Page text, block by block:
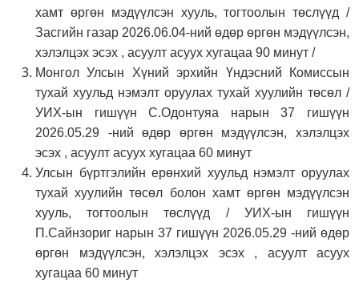
хамт өргөн мэдүүлсэн хууль, тогтоолын төслүүд /
Засгийн газар 2026.06.04-ний өдөр өргөн мэдүүлсэн,
хэлэлцэх эсэх , асуулт асуух хугацаа 90 минут /
Монгол Улсын Хүний эрхийн Үндэсний Комиссын
тухай хуульд нэмэлт оруулах тухай хуулийн төсөл /
УИХ-ын гишүүн С.Одонтуяа нарын 37 гишүүн
2026.05.29 -ний өдөр өргөн мэдүүлсэн, хэлэлцэх
эсэх , асуулт асуух хугацаа 60 минут
Улсын бүртгэлийн ерөнхий хуульд нэмэлт оруулах
тухай хуулийн төсөл болон хамт өргөн мэдүүлсэн
хууль, тогтоолын төслүүд / УИХ-ын гишүүн
П.Сайнзориг нарын 37 гишүүн 2026.05.29 -ний өдөр
өргөн мэдүүлсэн, хэлэлцэх эсэх , асуулт асуух
хугацаа 60 минут